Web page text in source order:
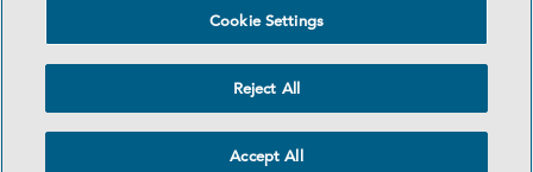
社交媒体目录
Cookie Settings
©2026 SIDLEY AUSTIN LLP
Cookie Settings
Reject All
Accept All